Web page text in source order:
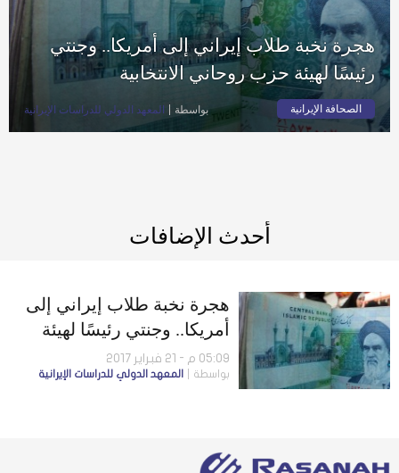
هجرة نخبة طلاب إيراني إلى أمريكا.. وجنتي
رئيسًا لهيئة حزب روحاني الانتخابية
الصحافة الإيرانية بواسطة المعهد الدولي للدراسات الإيرانية
أحدث الإضافات
هجرة نخبة طلاب إيراني إلى
أمريكا.. وجنتي رئيسًا لهيئة
حزب روحاني الانتخابية
05:09 م - 21 فبراير 2017
بواسطة المعهد الدولي للدراسات الإيرانية